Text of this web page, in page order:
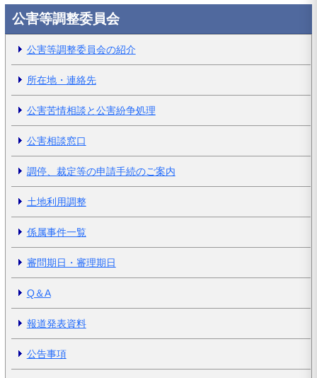
公害等調整委員会
公害等調整委員会の紹介
所在地・連絡先
公害苦情相談と公害紛争処理
公害相談窓口
調停、裁定等の申請手続のご案内
土地利用調整
係属事件一覧
審問期日・審理期日
Q＆A
報道発表資料
公告事項